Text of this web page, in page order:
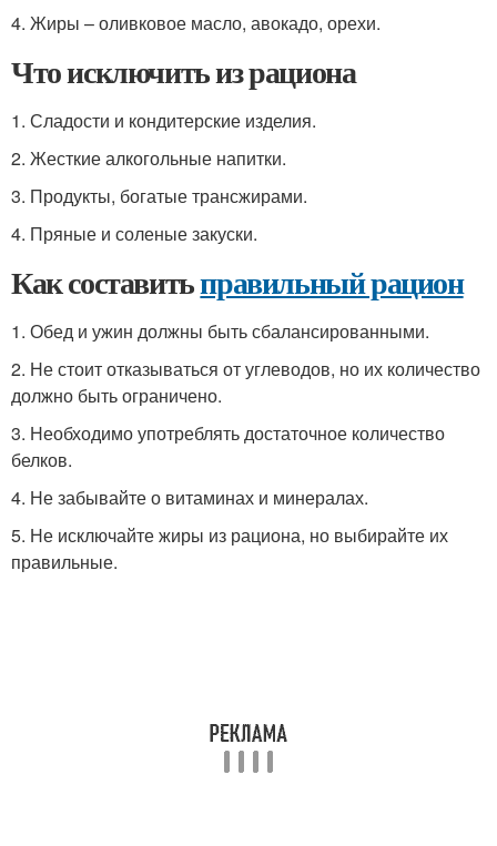
4. Жиры – оливковое масло, авокадо, орехи.
Что исключить из рациона
1. Сладости и кондитерские изделия.
2. Жесткие алкогольные напитки.
3. Продукты, богатые трансжирами.
4. Пряные и соленые закуски.
Как составитьправильный рацион
1. Обед и ужин должны быть сбалансированными.
2. Не стоит отказываться от углеводов, но их количество
должно быть ограничено.
3. Необходимо употреблять достаточное количество
белков.
4. Не забывайте о витаминах и минералах.
5. Не исключайте жиры из рациона, но выбирайте их
правильные.